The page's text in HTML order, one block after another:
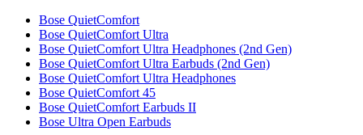
Bose QuietComfort
Bose QuietComfort Ultra
Bose QuietComfort Ultra Headphones (2nd Gen)
Bose QuietComfort Ultra Earbuds (2nd Gen)
Bose QuietComfort Ultra Headphones
Bose QuietComfort 45
Bose QuietComfort Earbuds II
Bose Ultra Open Earbuds